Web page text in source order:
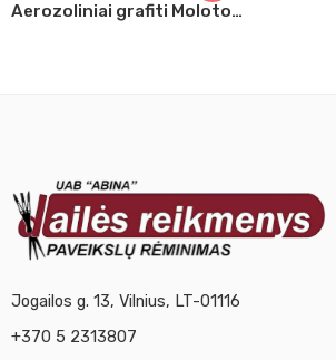
Aerozoliniai grafiti Molotov signalinė raudona 400ml 014
Jogailos g. 13, Vilnius, LT-01116
+370 5 2313807